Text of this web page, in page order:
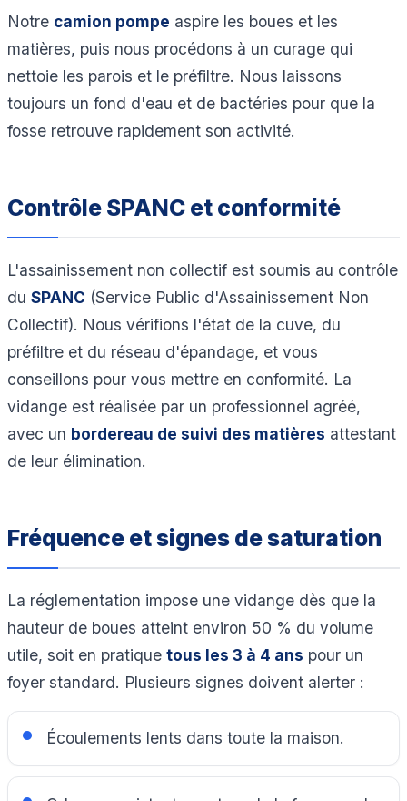
Notre camion pompe aspire les boues et les
matières, puis nous procédons à un curage qui
nettoie les parois et le préfiltre. Nous laissons
toujours un fond d'eau et de bactéries pour que la
fosse retrouve rapidement son activité.
Contrôle SPANC et conformité
L'assainissement non collectif est soumis au contrôle
du SPANC (Service Public d'Assainissement Non
Collectif). Nous vérifions l'état de la cuve, du
préfiltre et du réseau d'épandage, et vous
conseillons pour vous mettre en conformité. La
vidange est réalisée par un professionnel agréé,
avec un bordereau de suivi des matières attestant
de leur élimination.
Fréquence et signes de saturation
La réglementation impose une vidange dès que la
hauteur de boues atteint environ 50 % du volume
utile, soit en pratique tous les 3 à 4 ans pour un
foyer standard. Plusieurs signes doivent alerter :
Écoulements lents dans toute la maison.